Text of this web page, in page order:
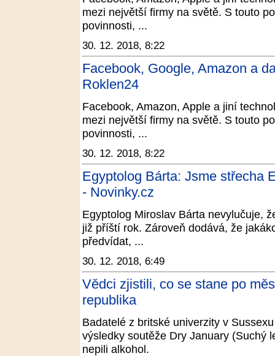
mezi největší firmy na světě. S touto
povinnosti, ...
30. 12. 2018, 8:22
Facebook, Google, Amazon a
Roklen24
Facebook, Amazon, Apple a jiní
mezi největší firmy na světě. S touto
povinnosti, ...
30. 12. 2018, 8:22
Egyptolog Bárta: Jsme střecha
- Novinky.cz
Egyptolog Miroslav Bárta nevylučuje,
již příští rok. Zároveň dodává, že
předvídat, ...
30. 12. 2018, 6:49
Vědci zjistili, co se stane po
republika
Badatelé z britské univerzity v
výsledky soutěže Dry January (Suchý
nepili alkohol.